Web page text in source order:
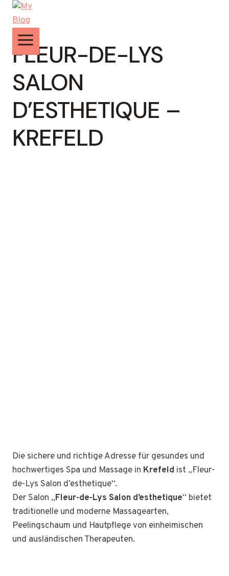
Zum
Inhalt
springen
FLEUR-DE-LYS
SALON
D’ESTHETIQUE –
KREFELD
Die sichere und richtige Adresse für gesundes und
hochwertiges Spa und Massage in Krefeld ist „Fleur-
de-Lys Salon d’esthetique“.
Der Salon „Fleur-de-Lys Salon d’esthetique“ bietet
traditionelle und moderne Massagearten,
Peelingschaum und Hautpflege von einheimischen
und ausländischen Therapeuten.